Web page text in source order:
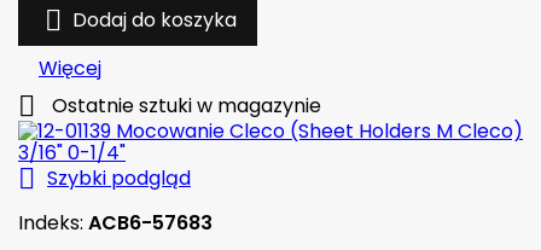
 Dodaj do koszyka
Więcej
 Ostatnie sztuki w magazynie
 Szybki podgląd
Indeks: ACB6-57683